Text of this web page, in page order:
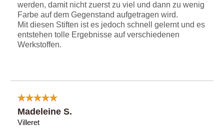
werden, damit nicht zuerst zu viel und dann zu wenig
Farbe auf dem Gegenstand aufgetragen wird.
Mit diesen Stiften ist es jedoch schnell gelernt und es
entstehen tolle Ergebnisse auf verschiedenen
Werkstoffen.
Madeleine S.
Villeret